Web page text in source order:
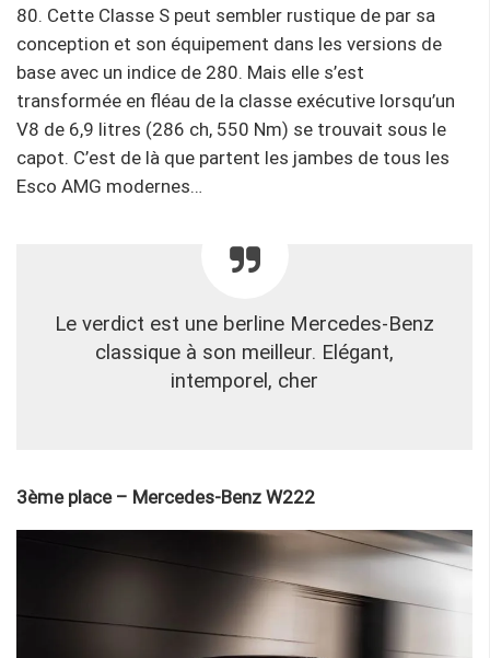
80. Cette Classe S peut sembler rustique de par sa
conception et son équipement dans les versions de
base avec un indice de 280. Mais elle s’est
transformée en fléau de la classe exécutive lorsqu’un
V8 de 6,9 ​​litres (286 ch, 550 Nm) se trouvait sous le
capot. C’est de là que partent les jambes de tous les
Esco AMG modernes…
Le verdict est une berline Mercedes-Benz
classique à son meilleur. Elégant,
intemporel, cher
3ème place – Mercedes-Benz W222